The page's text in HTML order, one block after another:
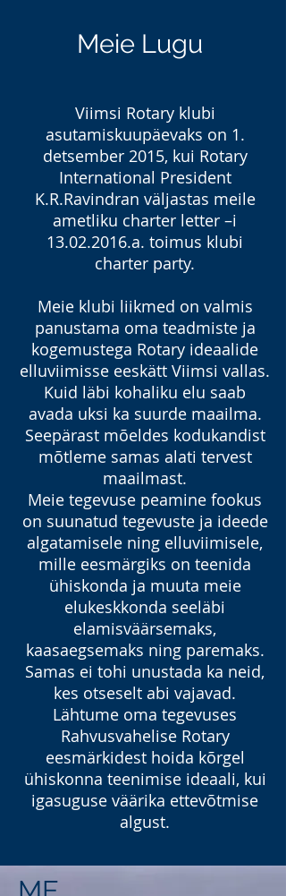
Meie Lugu
Viimsi Rotary klubi
asutamiskuupäevaks on 1.
detsember 2015, kui Rotary
International President
K.R.Ravindran väljastas meile
ametliku charter letter –i
13.02.2016.a. toimus klubi
charter party.
Meie klubi liikmed on valmis
panustama oma teadmiste ja
kogemustega Rotary ideaalide
elluviimisse eeskätt Viimsi vallas.
Kuid läbi kohaliku elu saab
avada uksi ka suurde maailma.
Seepärast mõeldes kodukandist
mõtleme samas alati tervest
maailmast.
Meie tegevuse peamine fookus
on suunatud tegevuste ja ideede
algatamisele ning elluviimisele,
mille eesmärgiks on teenida
ühiskonda ja muuta meie
elukeskkonda seeläbi
elamisväärsemaks,
kaasaegsemaks ning paremaks.
Samas ei tohi unustada ka neid,
kes otseselt abi vajavad.
Lähtume oma tegevuses
Rahvusvahelise Rotary
eesmärkidest hoida kõrgel
ühiskonna teenimise ideaali, kui
igasuguse väärika ettevõtmise
algust.